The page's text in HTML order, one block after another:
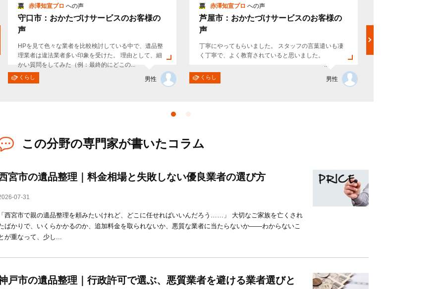
票 赤澤知宣プロ への声
守口市：おかたづけサービスのお客様の
声
HPを見て色々な業者を比較検討している中で、遺品整
理業者は違法業者多い印象を受けた。 理由として、細
かい質問をしてみた（例：最終的にどこの...
くらし 男性
票 赤澤知宣プロ への声
芦屋市：おかたづけサービスのお客様の
声
丁寧にやってもらいました。 スタッフの言葉遣いも凄
く丁寧で、よく教育されていると思いました。
...
くらし 男性
この分野の専門家が書いたコラム
宮市の遺品整理｜料金相場と失敗しない優良業者の選び方
07-31
「西宮市で親の遺品整理を頼みたいけれど、どこに任せればいいんだろう……」 大切なご家族を亡くされ
ばかりで、いくらかかるのか、追加料金を取られないか、悪質な業者に当たらないか——わからないこ
が重なって、少し...
戸市の遺品整理｜行政許可で選ぶ、悪質業者を避ける業者選びと